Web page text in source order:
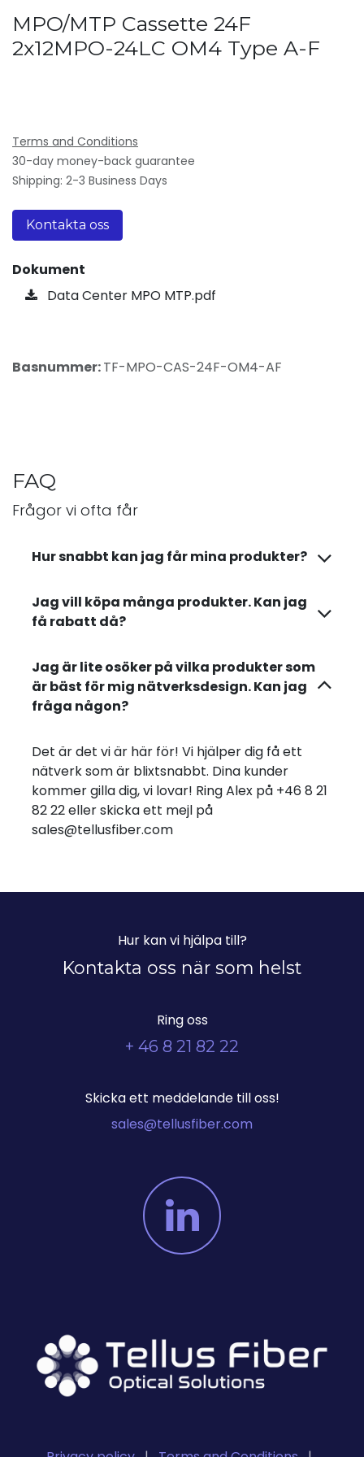
MPO/MTP Cassette 24F
2x12MPO-24LC OM4 Type A-F
Terms and Conditions
30-day money-back guarantee
Shipping: 2-3 Business Days
Kontakta oss
Dokument
Data Center MPO MTP.pdf
Basnummer:TF-MPO-CAS-24F-OM4-AF
FAQ
Frågor vi ofta får
Hur snabbt kan jag får mina produkter?
Jag vill köpa många produkter. Kan jag
få rabatt då?
Jag är lite osöker på vilka produkter som
är bäst för mig nätverksdesign. Kan jag
fråga någon?
Det är det vi är här för! Vi hjälper dig få ett
nätverk som är blixtsnabbt. Dina kunder
kommer gilla dig, vi lovar! Ring Alex på +46 8 21
82 22 eller skicka ett mejl på
sales@tellusfiber.com
Hur kan vi hjälpa till?
Kontakta oss när som helst
Ring oss
+ 46 8 21 82 22
Skicka ett meddelande till oss!
sales@tellusfiber.com